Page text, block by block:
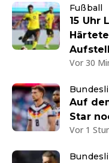
Fußball
15 Uhr
Vor 30
Auf
Star
Vor 1